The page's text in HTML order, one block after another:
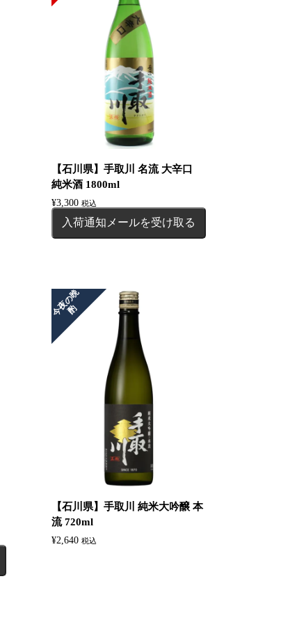
【石川県】手取川 名流 大辛口
純米酒 1800ml
¥3,300 税込
入荷通知メールを受け取る
今
夜
の
晩
酌
【石川県】手取川 純米大吟醸 本
流 720ml
¥2,640 税込